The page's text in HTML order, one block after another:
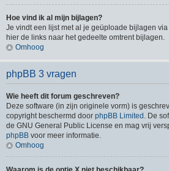
Hoe vind ik al mijn bijlagen?
Je vindt een lijst met al je geüploade bijlagen
hier de links naar het gedeelte omtrent bijlagen.
Omhoog
phpBB 3 vragen
Wie heeft dit forum geschreven?
Deze software (in zijn originele vorm) is
copyright beschermd door phpBB Limited . De
de GNU General Public License en mag vrij
phpBB voor meer informatie.
Omhoog